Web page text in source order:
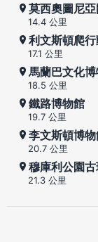
莫西奧圖尼
14.4 公里
利文斯頓爬
17.1 公里
馬蘭巴文化
18.5 公里
鐵路博物館
19.7 公里
李文斯頓博
20.7 公里
穆庫利公園
21.3 公里